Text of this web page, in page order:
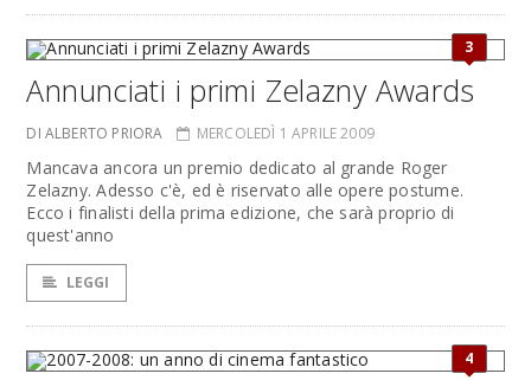
3
Annunciati i primi Zelazny Awards
DI ALBERTO PRIORA MERCOLEDÌ 1 APRILE 2009
Mancava ancora un premio dedicato al grande Roger
Zelazny. Adesso c'è, ed è riservato alle opere postume.
Ecco i finalisti della prima edizione, che sarà proprio di
quest'anno
LEGGI
4